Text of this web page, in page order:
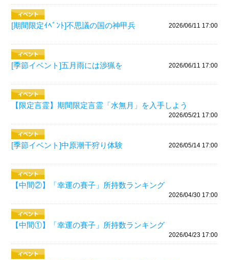
[期間限定ｲﾍﾞﾝﾄ]不思議の国の神甲兵 2026/06/11 17:00
[季節イベント]五月雨には渉猟を 2026/06/11 17:00
【限定言霊】期間限定言霊「水無月」を入手しよう
2026/05/21 17:00
[季節イベント]中原潮干狩り体験 2026/05/14 17:00
【中間②】「幸運の賽子」所持数ランキング
2026/04/30 17:00
【中間①】「幸運の賽子」所持数ランキング
2026/04/23 17:00